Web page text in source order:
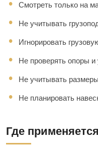
Смотреть только на
Не учитывать
Игнорировать
Не проверять опоры и
Не учитывать
Не планировать
Где применяется